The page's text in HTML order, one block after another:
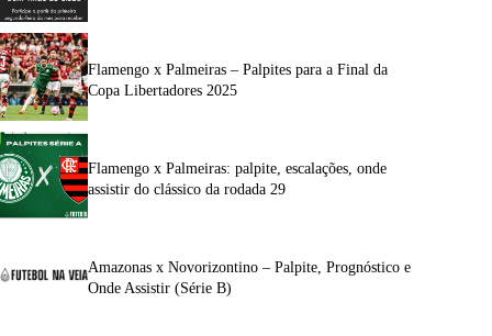
Flamengo x Palmeiras – Palpites para a Final da
Copa Libertadores 2025
Flamengo x Palmeiras: palpite, escalações, onde
assistir do clássico da rodada 29
Amazonas x Novorizontino – Palpite, Prognóstico e
Onde Assistir (Série B)